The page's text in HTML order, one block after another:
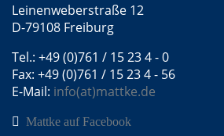
Leinenweberstraße 12
D-79108 Freiburg
Tel.: +49 (0)761 / 15 23 4 - 0
Fax: +49 (0)761 / 15 23 4 - 56
E-Mail: info(at)mattke.de
Mattke auf Facebook